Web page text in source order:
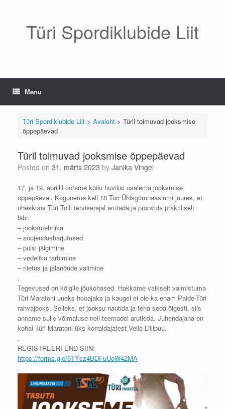
Türi Spordiklubide Liit
Menu
Türi Spordiklubide Liit> Avaleht> Türil toimuvad jooksmise
õppepäevad
Türil toimuvad jooksmise õppepäevad
Posted on 31. märts 2023 by Janika Vingel
17. ja 19. aprillil ootame kõiki huvilisi osalema jooksmise
õppepäeval. Koguneme kell 18 Türi Ühisgümnaasiumi juures, et
üheskoos Türi Tolli terviserajal arutada ja proovida praktiliselt
läbi:
– jooksutehnika
– soojendusharjutused
– pulsi jälgimine
– vedeliku tarbimine
– riietus ja jalanõude valimine
.
Tegevused on kõigile jõukohased. Hakkame vaikselt valmistuma
Türi Maratoni uueks hooajaks ja kaugel ei ole ka enam Paide-Türi
rahvajooks. Selleks, et jooksu nautida ja teha seda õigesti, siis
anname sulle võimaluse neil teemadel arutleda. Juhendajana on
kohal Türi Maratoni üks korraldajatest Vello Lillipuu.
.
REGISTREERI END SIIN:
https://forms.gle/6TYcz4BDFuUoW42MA
.